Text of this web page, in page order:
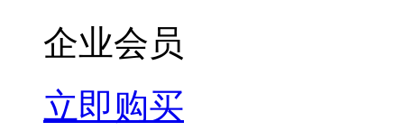
企业会员
立即购买